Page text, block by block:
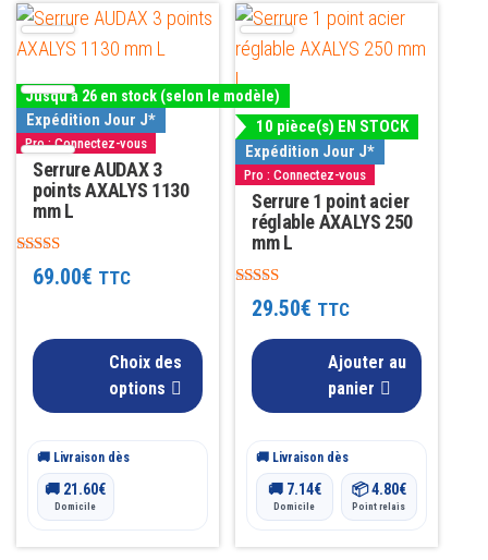
Jusqu'à 26 en stock (selon le modèle)
Expédition Jour J*
Pro : Connectez-vous
Serrure AUDAX 3
points AXALYS 1130
mm L
Note
4.83
69.00€ TTC
Choix des
options
Ce
produit
plusieurs
variations.
Les
options
choisies
🚚 Livraison dès
🚚 21.60€
Domicile
10 pièce(s) EN STOCK
Expédition Jour J*
Pro : Connectez-vous
Serrure 1 point acier
réglable AXALYS 250
mm L
Note
5.00
29.50€ TTC
Ajouter au
panier
🚚 Livraison dès
🚚 7.14€
Domicile
📦4.80€
Point relais